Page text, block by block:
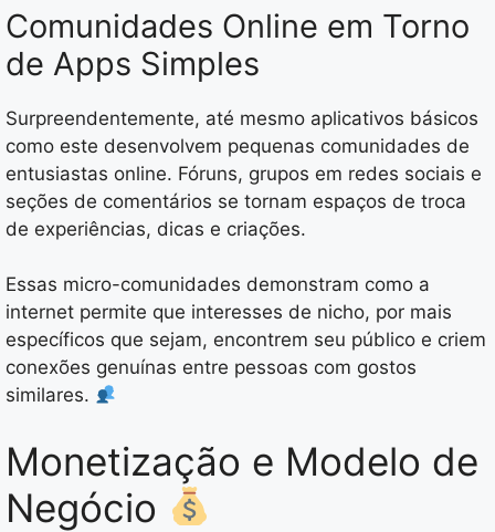
Comunidades Online em Torno
de Apps Simples
Surpreendentemente, até mesmo aplicativos básicos
como este desenvolvem pequenas comunidades de
entusiastas online. Fóruns, grupos em redes sociais e
seções de comentários se tornam espaços de troca
de experiências, dicas e criações.
Essas micro-comunidades demonstram como a
internet permite que interesses de nicho, por mais
específicos que sejam, encontrem seu público e criem
conexões genuínas entre pessoas com gostos
similares.
Monetização e Modelo de
Negócio